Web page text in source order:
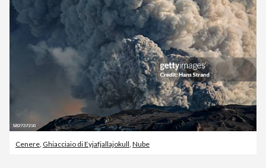
Cenere Ghiacciaio di Eyjafjallajokull Nube